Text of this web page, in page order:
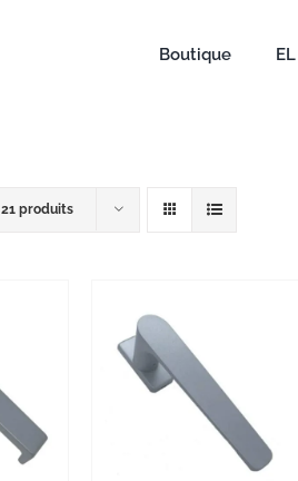
Boutique
21 produits